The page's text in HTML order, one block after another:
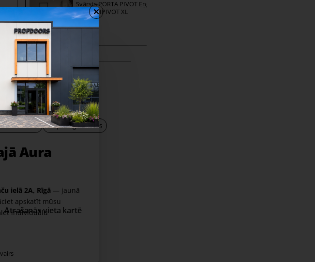
Aura
ielā 2A, Rīgā — jaunā
apskatīt mūsu
individuālu
Svārsts PORTA PIVOT Eņģe
STEALTHPIVOT XL
607,00 €
PBSB
PBSB
Slēptās grīdlīstes
Atrašanās vieta kartē